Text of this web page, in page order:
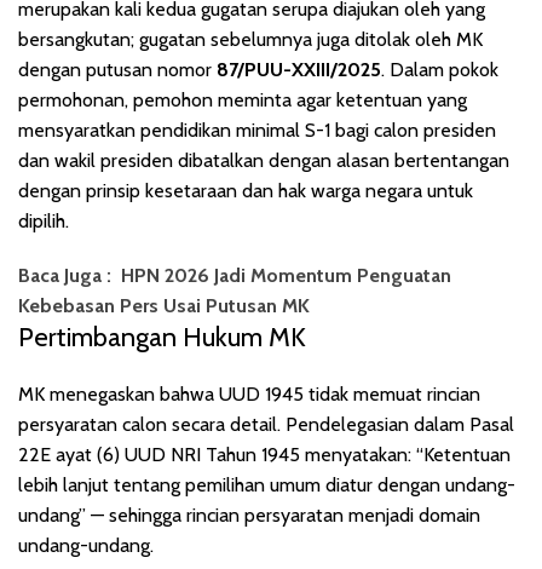
merupakan kali kedua gugatan serupa diajukan oleh yang
bersangkutan; gugatan sebelumnya juga ditolak oleh MK
dengan putusan nomor 87/PUU-XXIII/2025. Dalam pokok
permohonan, pemohon meminta agar ketentuan yang
mensyaratkan pendidikan minimal S-1 bagi calon presiden
dan wakil presiden dibatalkan dengan alasan bertentangan
dengan prinsip kesetaraan dan hak warga negara untuk
dipilih.
Baca Juga : HPN 2026 Jadi Momentum Penguatan
Kebebasan Pers Usai Putusan MK
Pertimbangan Hukum MK
MK menegaskan bahwa UUD 1945 tidak memuat rincian
persyaratan calon secara detail. Pendelegasian dalam Pasal
22E ayat (6) UUD NRI Tahun 1945 menyatakan: “Ketentuan
lebih lanjut tentang pemilihan umum diatur dengan undang-
undang” — sehingga rincian persyaratan menjadi domain
undang-undang.